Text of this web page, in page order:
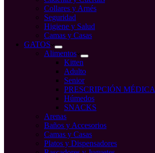
Collares y Arnés
Seguridad
Higiene y Salud
Camas y Casas
GATOS
Alimentos
Kitten
Adulto
Senior
PRESCRIPCIÓN MÉDICA
Húmedos
SNACKS
Arenas
Baños y Accesorios
Camas y Casas
Platos y Dispensadores